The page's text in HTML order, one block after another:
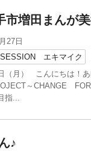
増田まんが美
27日
SESSION エキマイク
（月） こんにちは！
～CHANGE
指...
♪